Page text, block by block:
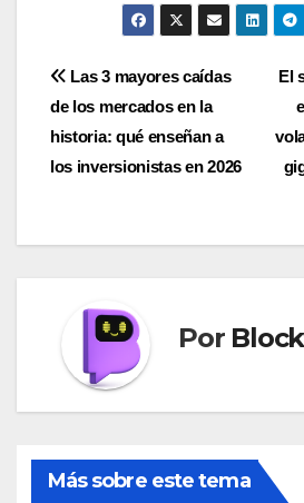
Navegación
de
entradas
El
Las 3 mayores caídas
de los mercados en la
historia: qué enseñan a
los inversionistas en 2026
Por
Más sobre este tema